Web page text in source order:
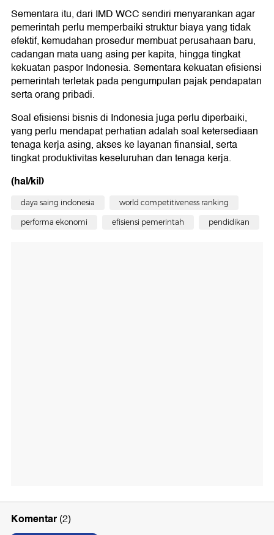
Sementara itu, dari IMD WCC sendiri menyarankan agar
pemerintah perlu memperbaiki struktur biaya yang tidak
efektif, kemudahan prosedur membuat perusahaan baru,
cadangan mata uang asing per kapita, hingga tingkat
kekuatan paspor Indonesia. Sementara kekuatan efisiensi
pemerintah terletak pada pengumpulan pajak pendapatan
serta orang pribadi.
Soal efisiensi bisnis di Indonesia juga perlu diperbaiki,
yang perlu mendapat perhatian adalah soal ketersediaan
tenaga kerja asing, akses ke layanan finansial, serta
tingkat produktivitas keseluruhan dan tenaga kerja.
(hal/kil)
daya saing indonesia world competitiveness ranking
performa ekonomi efisiensi pemerintah pendidikan